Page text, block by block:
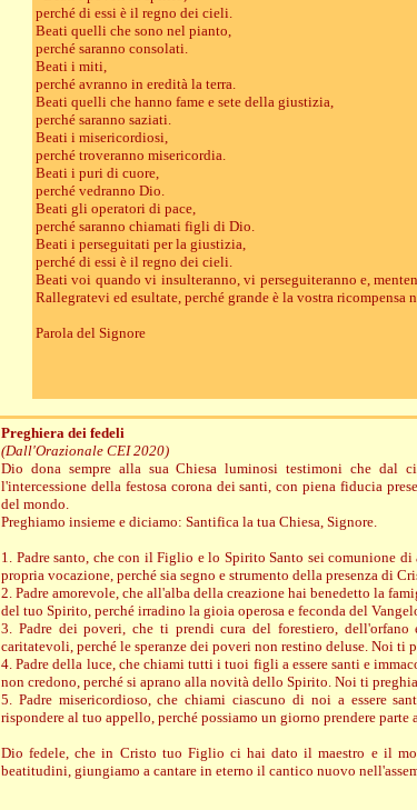
perché di essi è il regno dei cieli.
Beati quelli che sono nel pianto,
perché saranno consolati.
Beati i miti,
perché avranno in eredità la terra.
Beati quelli che hanno fame e sete della giustizia,
perché saranno saziati.
Beati i misericordiosi,
perché troveranno misericordia.
Beati i puri di cuore,
perché vedranno Dio.
Beati gli operatori di pace,
perché saranno chiamati figli di Dio.
Beati i perseguitati per la giustizia,
perché di essi è il regno dei cieli.
Beati voi quando vi insulteranno, vi perseguiteranno e,
Rallegratevi ed esultate, perché grande è la vostra ricompensa
Parola del Signore
Preghiera dei fedeli
(Dall'Orazionale CEI 2020)
Dio dona sempre alla sua Chiesa luminosi testimoni che dal
l'intercessione della festosa corona dei santi, con piena fiducia
del mondo.
Preghiamo insieme e diciamo: Santifica la tua Chiesa, Signore.
1. Padre santo, che con il Figlio e lo Spirito Santo sei comunione
propria vocazione, perché sia segno e strumento della presenza di
2. Padre amorevole, che all'alba della creazione hai benedetto la
del tuo Spirito, perché irradino la gioia operosa e feconda del
3. Padre dei poveri, che ti prendi cura del forestiero,
caritatevoli, perché le speranze dei poveri non restino deluse. Noi ti
4. Padre della luce, che chiami tutti i tuoi figli a essere santi e
non credono, perché si aprano alla novità dello Spirito. Noi ti
5. Padre misericordioso, che chiami ciascuno di noi a essere
rispondere al tuo appello, perché possiamo un giorno prendere
Dio fedele, che in Cristo tuo Figlio ci hai dato il maestro e il
beatitudini, giungiamo a cantare in eterno il cantico nuovo